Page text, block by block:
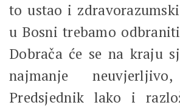
to ustao i
u Bosni trebamo
Dobrača će se na kraju
najmanje
Predsjednik lako i